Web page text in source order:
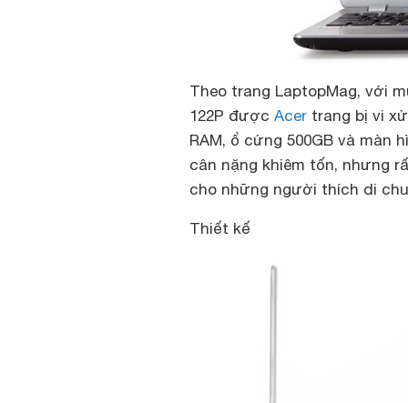
Theo trang LaptopMag, với
122P được Acer trang bị vi
RAM, ổ cứng 500GB và màn
cân nặng khiêm tốn, nhưng
cho những người thích di
Thiết kế